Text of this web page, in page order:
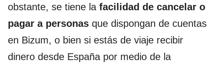
obstante, se tiene la facilidad de cancelar o
pagar a personas que dispongan de cuentas
en Bizum, o bien si estás de viaje recibir
dinero desde España por medio de la